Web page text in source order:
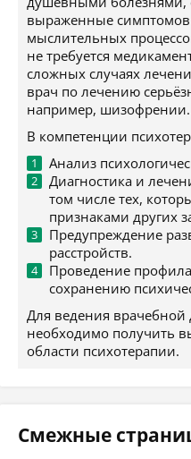
выраженные
мыслительных
не требуется
сложных случаях
врач по лечению
например, шизофрении.
В компетенции
Анализ
Диагностика и
том числе тех,
признаками других
Предупреждение
расстройств.
Проведение
сохранению
Для ведения врачебной
необходимо получить
области психотерапии.
Смежные